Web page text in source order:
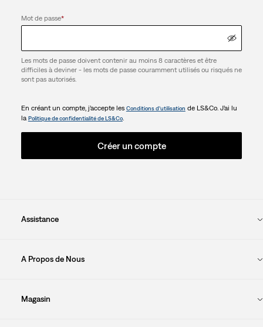
Mot de passe*
Les mots de passe doivent contenir au moins 8 caractères et être
difficiles à deviner - les mots de passe couramment utilisés ou risqués ne
sont pas autorisés.
En créant un compte, j’accepte les Conditions d’utilisation de LS&Co. J’ai lu
la Politique de confidentialité de LS&Co.
Créer un compte
Assistance
A Propos de Nous
Magasin